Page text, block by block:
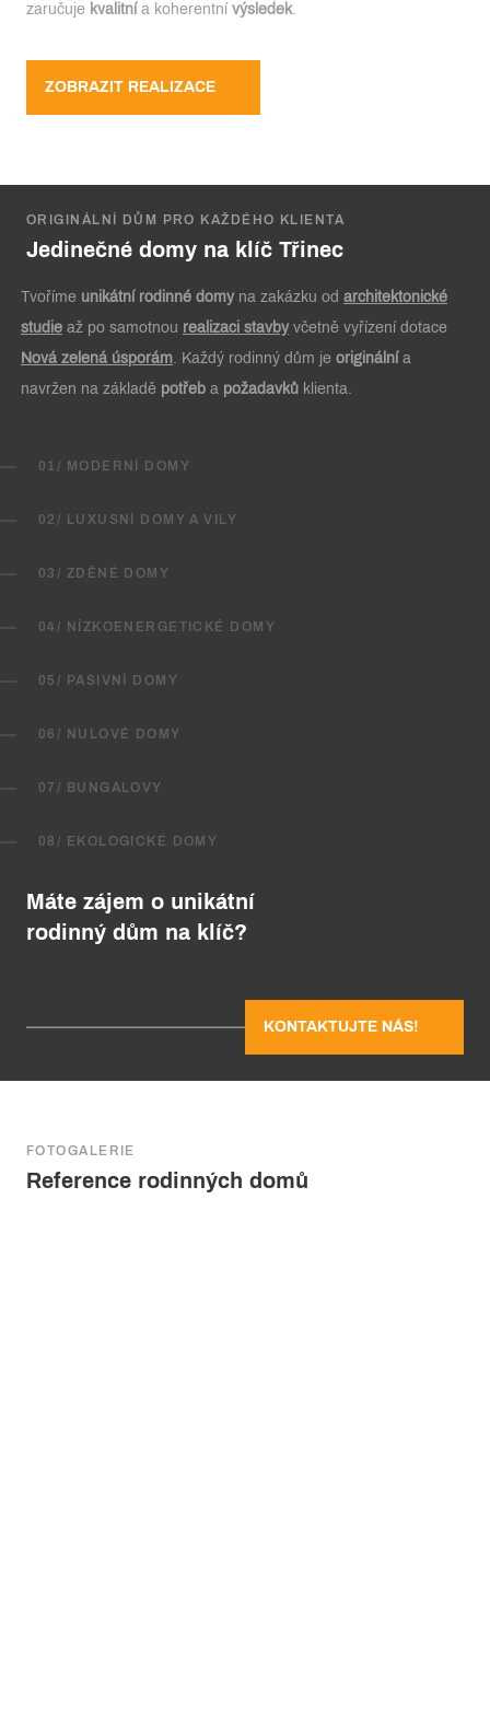
zaručuje kvalitní a koherentní výsledek.
ZOBRAZIT REALIZACE
ORIGINÁLNÍ DŮM PRO KAŽDÉHO KLIENTA
Jedinečné domy na klíč Třinec
Tvoříme unikátní rodinné domy na zakázku od architektonické
studie až po samotnou realizaci stavby včetně vyřízení dotace
Nová zelená úsporám. Každý rodinný dům je originální a
navržen na základě potřeb a požadavků klienta.
01/ MODERNÍ DOMY
02/ LUXUSNÍ DOMY A VILY
03/ ZDĚNÉ DOMY
04/ NÍZKOENERGETICKÉ DOMY
05/ PASIVNÍ DOMY
06/ NULOVÉ DOMY
07/ BUNGALOVY
08/ EKOLOGICKÉ DOMY
Máte zájem o unikátní
rodinný dům na klíč?
KONTAKTUJTE NÁS!
FOTOGALERIE
Reference rodinných domů